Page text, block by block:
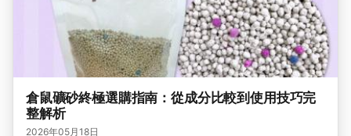
倉鼠礦砂終極選購指南：從成分比較到使用技巧完
整解析
2026年05月18日